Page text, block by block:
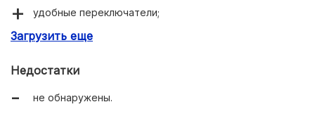
удобные переключатели;
дверца духовки снимается;
Загрузить еще
Недостатки
не обнаружены.